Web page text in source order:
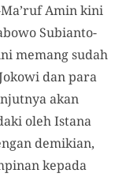
Amin kini
Subianto-
memang sudah
dan para
akan
oleh Istana
demikian,
kepada